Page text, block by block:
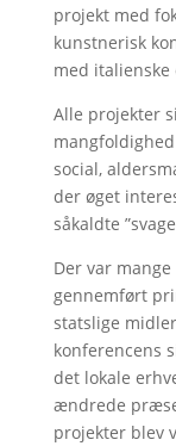
projekt med
kunstnerisk
med
Alle projekter
social,
der øget
såkaldte
Der var
gennemført
statslige
konferencens
det lokale
ændrede
projekter blev